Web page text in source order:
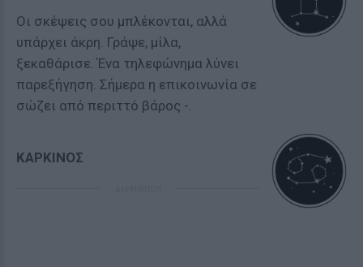
Οι σκέψεις σου μπλέκονται, αλλά
υπάρχει άκρη. Γράψε, μίλα,
ξεκαθάρισε. Ένα τηλεφώνημα λύνει
παρεξήγηση. Σήμερα η επικοινωνία σε
σώζει από περιττό βάρος -.
ΚΑΡΚΙΝΟΣ